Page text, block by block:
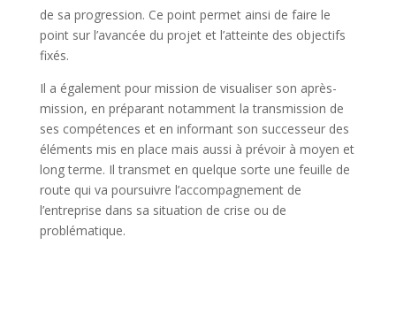
de sa progression. Ce point permet ainsi de faire le
point sur l’avancée du projet et l’atteinte des objectifs
fixés.
Il a également pour mission de visualiser son après-
mission, en préparant notamment la transmission de
ses compétences et en informant son successeur des
éléments mis en place mais aussi à prévoir à moyen et
long terme. Il transmet en quelque sorte une feuille de
route qui va poursuivre l’accompagnement de
l’entreprise dans sa situation de crise ou de
problématique.